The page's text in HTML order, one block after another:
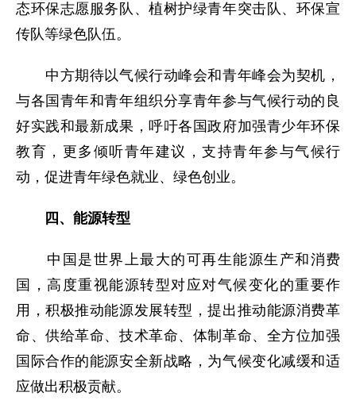
态环保志愿服务队、植树护绿青年突击队、环保宣
传队等绿色队伍。
中方期待以气候行动峰会和青年峰会为契机，
与各国青年和青年组织分享青年参与气候行动的良
好实践和最新成果，呼吁各国政府加强青少年环保
教育，更多倾听青年建议，支持青年参与气候行
动，促进青年绿色就业、绿色创业。
四、能源转型
中国是世界上最大的可再生能源生产和消费
国，高度重视能源转型对应对气候变化的重要作
用，积极推动能源发展转型，提出推动能源消费革
命、供给革命、技术革命、体制革命、全方位加强
国际合作的能源安全新战略，为气候变化减缓和适
应做出积极贡献。